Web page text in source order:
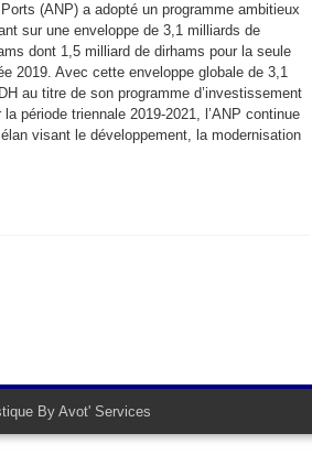
(ANP) a adopté un programme ambitieux
sur une enveloppe de 3,1 milliards de
dont 1,5 milliard de dirhams pour la seule
2019. Avec cette enveloppe globale de 3,1
au titre de son programme d’investissement
la période triennale 2019-2021, l’ANP continue
visant le développement, la modernisation
ByAvot' Services